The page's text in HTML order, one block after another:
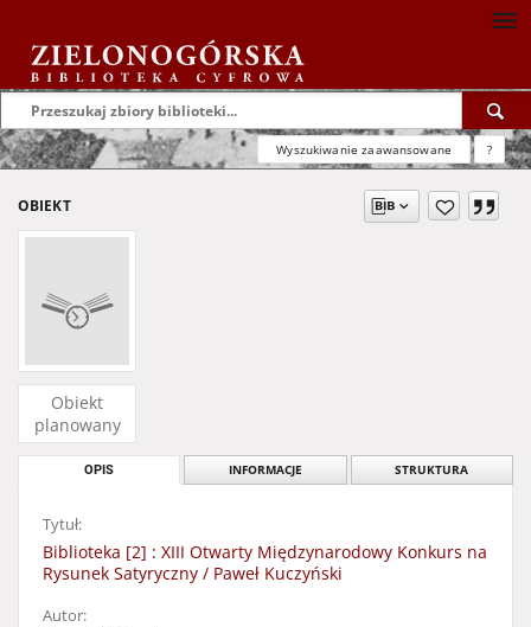
Wyszukiwanie zaawansowane ?
OBIEKT
Obiekt
planowany
OPIS INFORMACJE STRUKTURA
Tytuł:
Biblioteka [2] : XIII Otwarty Międzynarodowy Konkurs na
Rysunek Satyryczny / Paweł Kuczyński
Autor: